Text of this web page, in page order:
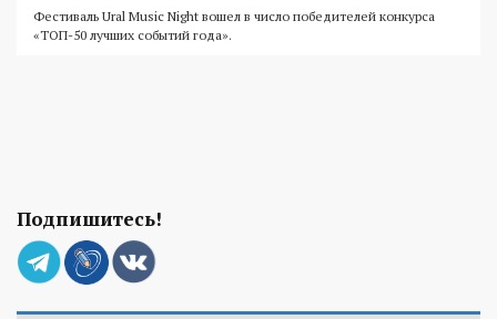
Фестиваль Ural Music Night вошел в число победителей конкурса
«ТОП-50 лучших событий года».
Подпишитесь!